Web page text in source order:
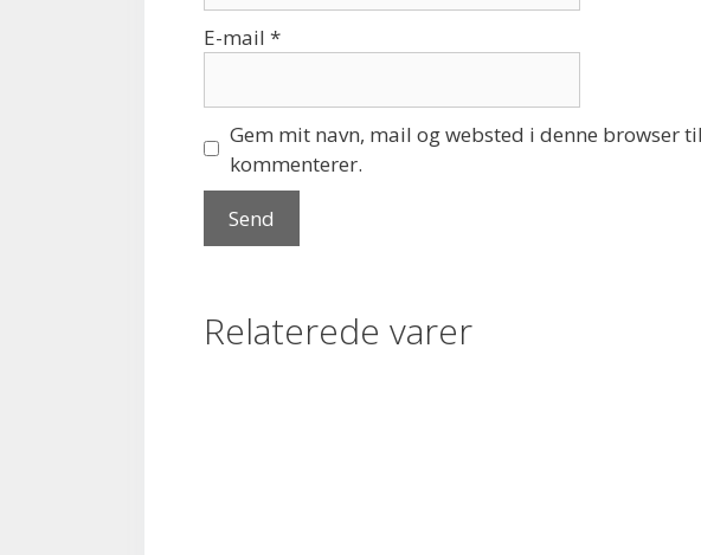
E-mail *
Gem mit navn, mail og websted i denne browser
kommenterer.
Relaterede varer